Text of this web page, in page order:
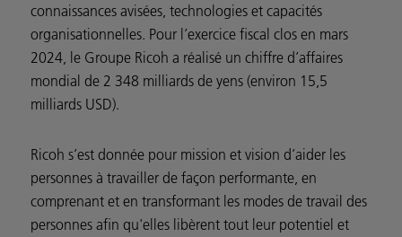
connaissances avisées, technologies et capacités
organisationnelles. Pour l’exercice fiscal clos en mars
2024, le Groupe Ricoh a réalisé un chiffre d’affaires
mondial de 2 348 milliards de yens (environ 15,5
milliards USD).
Ricoh s’est donnée pour mission et vision d’aider les
personnes à travailler de façon performante, en
comprenant et en transformant les modes de travail des
personnes afin qu'elles libèrent tout leur potentiel et